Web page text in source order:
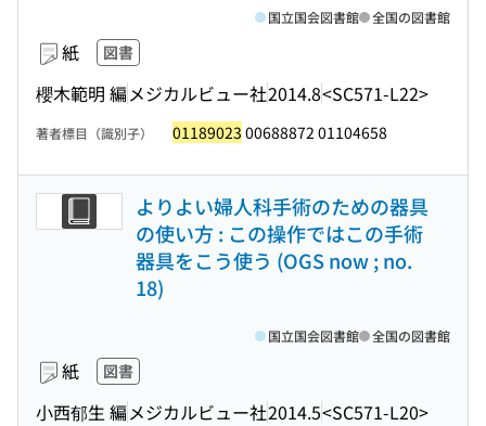
紙 図書
櫻木範明 編 メジカルビュー社2014.8<SC571-L22>
国立国会図書館 全国の図書館
著者標目（識別子） 01189023 00688872 01104658
よりよい婦人科手術のための器具
の使い方 : この操作ではこの手術
器具をこう使う (OGS now ; no.
18)
紙 図書
小西郁生 編 メジカルビュー社2014.5<SC571-L20>
国立国会図書館 全国の図書館